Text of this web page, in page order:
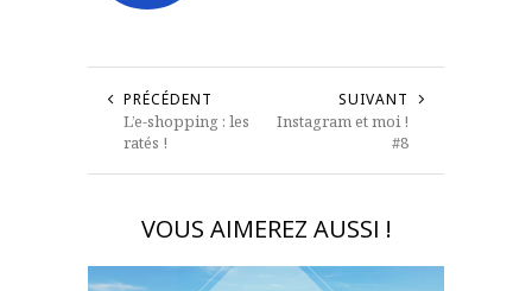
PRÉCÉDENT
L’e-shopping : les
ratés !
SUIVANT
Instagram et moi !
#8
VOUS AIMEREZ AUSSI !